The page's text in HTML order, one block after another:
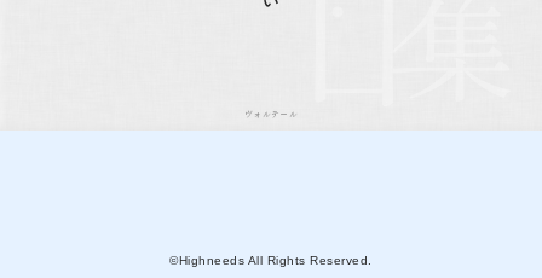
ヴォルテール
©Highneeds All Rights Reserved.